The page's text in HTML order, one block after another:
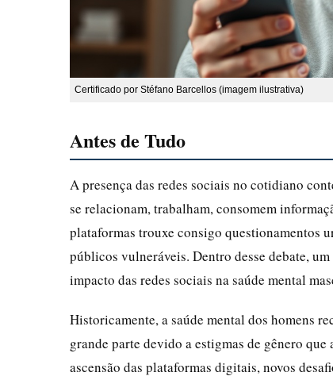
Certificado por Stéfano Barcellos (imagem ilustrativa)
Antes de Tudo
A presença das redes sociais no cotidiano
se relacionam, trabalham, consomem
plataformas trouxe consigo questionamentos
públicos vulneráveis. Dentro desse debate,
impacto das redes sociais na saúde mental
Historicamente, a saúde mental dos homens
grande parte devido a estigmas de gênero
ascensão das plataformas digitais, novos